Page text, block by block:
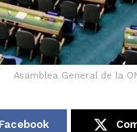
Asamblea General de la